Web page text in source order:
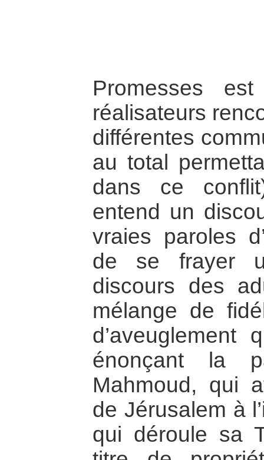
Promesses
réalisateurs
différentes
au total
dans ce
entend un
vraies paroles
de se frayer
discours des
mélange de
d’aveuglement
énonçant la
Mahmoud, qui
de Jérusalem à
qui déroule sa